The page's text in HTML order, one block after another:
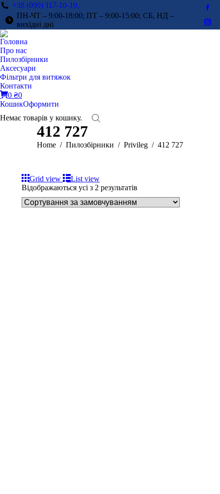
+38 (099) 117-10-10,
ПН-ЧТ – 9:00-18:00; ПТ – 9:00-15:00; СБ, НД –
вихідні дні
Головна
Про нас
Пилозбірники
Аксесуари
Фільтри для витяжок
Контакти
0 ₴0
КошикОформити
Немає товарів у кошику.
412 727
You are here:
Home Пилозбірники Privileg 412 727
Grid view
List view
Відображаються усі з 2 результатів